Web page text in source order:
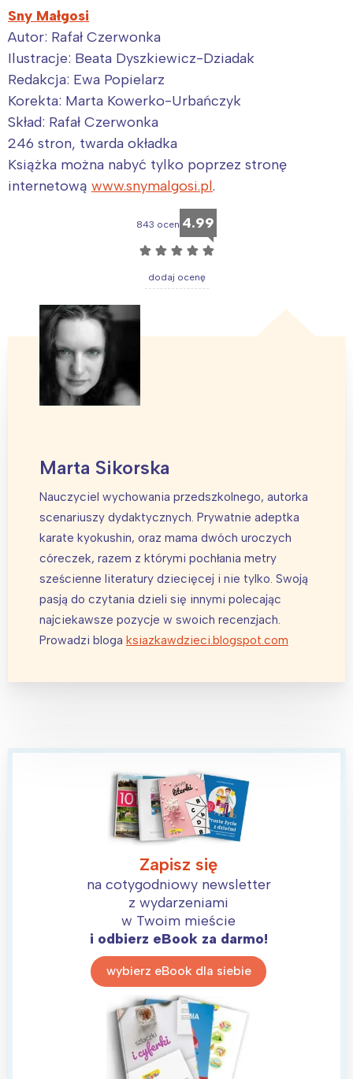
Sny Małgosi
Autor: Rafał Czerwonka
Ilustracje: Beata Dyszkiewicz-Dziadak
Redakcja: Ewa Popielarz
Korekta: Marta Kowerko-Urbańczyk
Skład: Rafał Czerwonka
246 stron, twarda okładka
Książka można nabyć tylko poprzez stronę
internetową www.snymalgosi.pl.
843 ocen 4.99
☆ ☆ ☆ ☆ ☆
dodaj ocenę
Marta Sikorska
Nauczyciel wychowania przedszkolnego, autorka
scenariuszy dydaktycznych. Prywatnie adeptka
karate kyokushin, oraz mama dwóch uroczych
córeczek, razem z którymi pochłania metry
sześcienne literatury dziecięcej i nie tylko. Swoją
pasją do czytania dzieli się innymi polecając
najciekawsze pozycje w swoich recenzjach.
Prowadzi bloga ksiazkawdzieci.blogspot.com
Zapisz się
na cotygodniowy newsletter
z wydarzeniami
w Twoim mieście
i odbierz eBook za darmo!
wybierz eBook dla siebie